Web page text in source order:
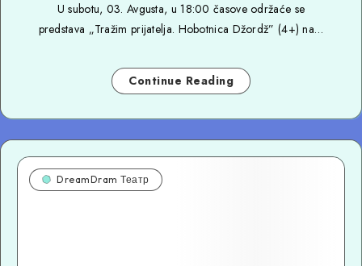
U subotu, 03. Avgusta, u 18:00 časove održaće se
predstava „Tražim prijatelja. Hobotnica Džordž” (4+) na…
Continue Reading
DreamDram Театр